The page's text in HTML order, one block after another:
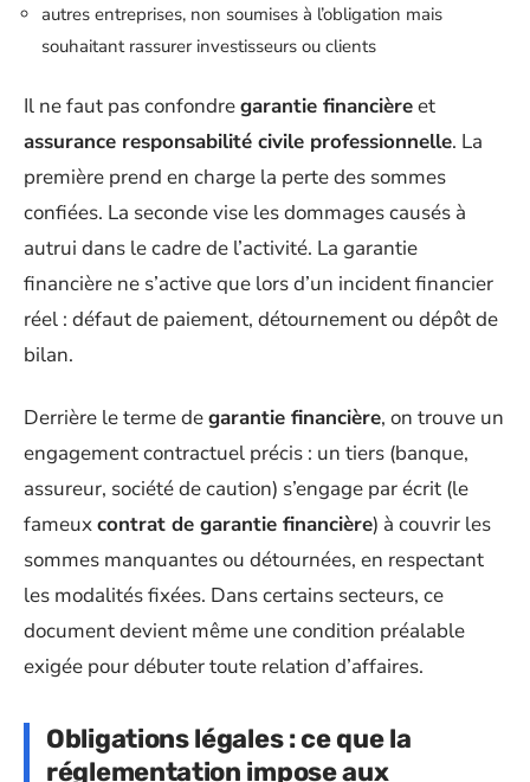
autres entreprises, non soumises à l’obligation mais
souhaitant rassurer investisseurs ou clients
Il ne faut pas confondregarantie financièreet
assurance responsabilité civile professionnelle. La
première prend en charge la perte des sommes
confiées. La seconde vise les dommages causés à
autrui dans le cadre de l’activité. La garantie
financière ne s’active que lors d’un incident financier
réel : défaut de paiement, détournement ou dépôt de
bilan.
Derrière le terme degarantie financière, on trouve un
engagement contractuel précis : un tiers (banque,
assureur, société de caution) s’engage par écrit (le
fameuxcontrat de garantie financière) à couvrir les
sommes manquantes ou détournées, en respectant
les modalités fixées. Dans certains secteurs, ce
document devient même une condition préalable
exigée pour débuter toute relation d’affaires.
Obligations légales : ce que la
réglementation impose aux